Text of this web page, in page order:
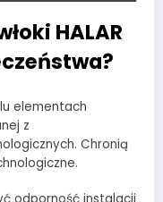
HALAR
elementach
z
Chronią